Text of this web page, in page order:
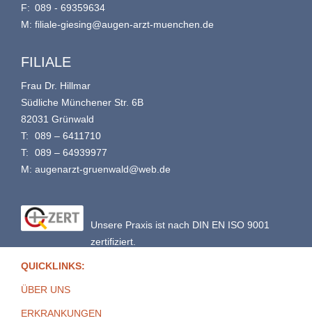
F: 089 - 69359634
M: filiale-giesing@augen-arzt-muenchen.de
FILIALE
Frau Dr. Hillmar
Südliche Münchener Str. 6B
82031 Grünwald
T:
089 – 6411710
T:
089 – 64939977
M: augenarzt-gruenwald@web.de
Unsere Praxis ist nach DIN EN ISO 9001
zertifiziert.
QUICKLINKS:
ÜBER UNS
ERKRANKUNGEN